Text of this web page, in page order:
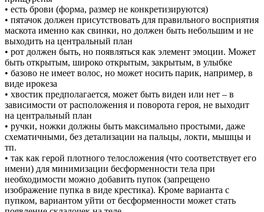
• есть брови (форма, размер не конкретизируются)
• пятачок должен присутствовать для правильного восприятия
маскота именно как свинки, но должен быть небольшим и не
выходить на центральный план
• рот должен быть, но появляться как элемент эмоции. Может
быть открытым, широко открытым, закрытым, в улыбке
• базово не имеет волос, но может носить парик, например, в
виде ирокеза
• хвостик предполагается, может быть виден или нет – в
зависимости от расположения и поворота героя, не выходит
на центральный план
• ручки, ножки должны быть максимально простыми, даже
схематичными, без детализации на пальцы, локти, мышцы и
тп.
• так как герой плотного телосложения (что соответствует его
имени) для минимизации бесформенности тела при
необходимости можно добавить пупок (запрещено
изображение пупка в виде крестика). Кроме варианта с
пупком, вариантом уйти от бесформенности может стать